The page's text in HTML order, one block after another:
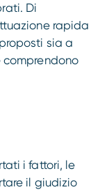
Di
rapida
sia a
comprendono
i fattori, le
il giudizio